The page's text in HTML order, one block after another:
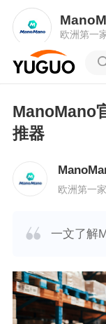
ManoMano
推器
欧洲第一
一文了解
欧洲第一
国，德国